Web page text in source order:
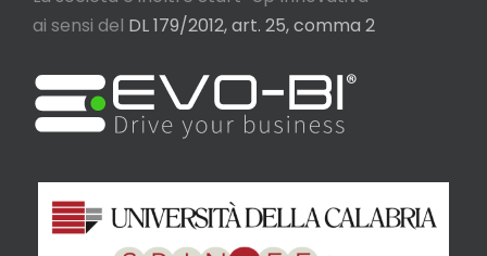
ai sensi del DL 179/2012, art. 25, comma 2